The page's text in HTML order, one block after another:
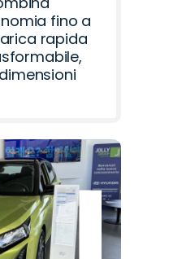
fino a
rapida